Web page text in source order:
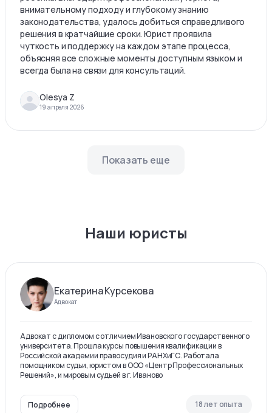
внимательному подходу и глубокому знанию
законодательства, удалось добиться справедливого
решения в кратчайшие сроки. Юрист проявила
чуткость и поддержку на каждом этапе процесса,
объясняя все сложные моменты доступным языком и
всегда была на связи для консультаций.
Olesya Z
19 апреля 2026
Показать еще
Наши юристы
Екатерина Курсекова
Адвокат
Адвокат с дипломом с отличием Ивановского государственного
университета. Прошла курсы повышения квалификации в
Российской академии правосудия и РАНХиГС. Работала
помощником судьи, юристом в ООО «Центр Профессиональных
Решений», и мировым судьей в г. Иваново
Подробнее 18 лет опыта